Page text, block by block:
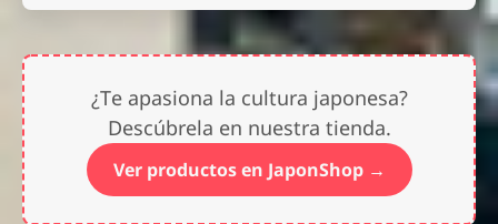
¿Te apasiona la cultura japonesa?
Descúbrela en nuestra tienda.
Ver productos en JaponShop →